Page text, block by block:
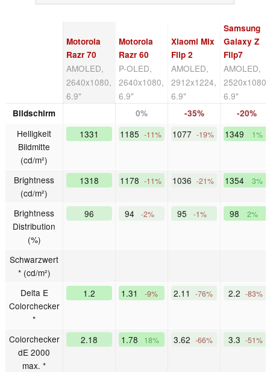
Motorola
Razr 70
AMOLED,
2640x1080,
6.9"
Motorola
Razr 60
P-OLED,
2640x1080,
6.9"
Xiaomi Mix
Flip 2
AMOLED,
2912x1224,
6.9"
Samsung
Galaxy Z
Flip7
AMOLED,
2520x1080,
6.9"
Bildschirm 0% -35% -20%
Helligkeit
Bildmitte
(cd/m²)
1331 1185 -11% 1077 -19% 1349 1%
Brightness
(cd/m²)
1318 1178 -11% 1036 -21% 1354 3%
Brightness
Distribution
(%)
96 94 -2% 95 -1% 98 2%
Schwarzwert
* (cd/m²)
Delta E
Colorchecker
*
1.2 1.31 -9% 2.11 -76% 2.2 -83%
Colorchecker
dE 2000
max. *
2.18 1.78 18% 3.62 -66% 3.3 -51%